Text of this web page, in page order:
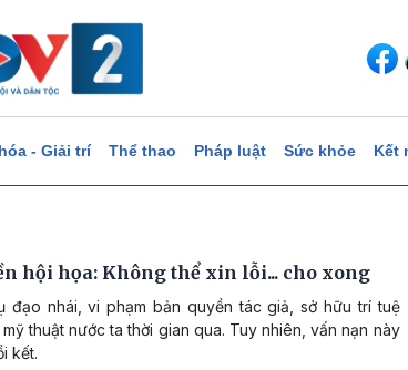
- Giải trí Thể thao Pháp luật Sức khỏe Kết
hội họa: Không thể xin lỗi... cho xong
đạo nhái, vi phạm bản quyền tác giả, sở hữu trí tuệ
thuật nước ta thời gian qua. Tuy nhiên, vấn nạn này
kết.